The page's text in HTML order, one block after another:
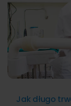
Jak długo